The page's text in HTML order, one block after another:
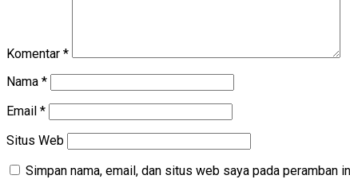
Komentar *
Nama *
Email *
Situs Web
Simpan nama, email, dan situs web saya pada peramban